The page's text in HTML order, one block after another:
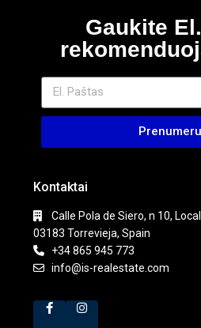
Gaukite
Kontaktai
Calle Pola de Siero, n 10,
03183 Torrevieja, Spain
+34 865 945 773
info@is-realestate.com